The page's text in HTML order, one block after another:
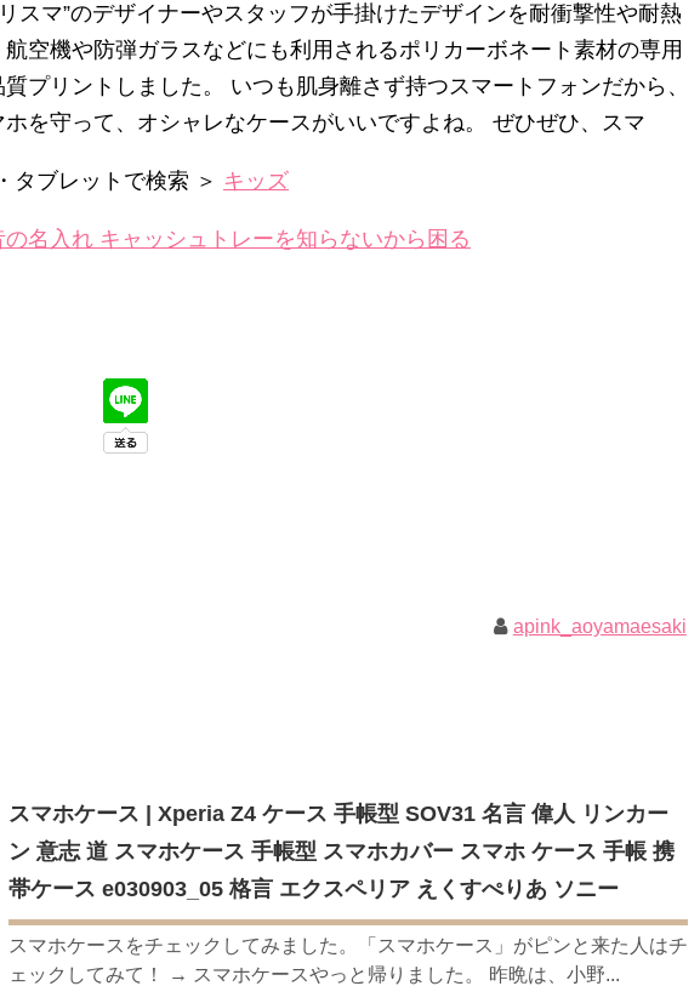
スマ”のデザイナーやスタッフが手掛けたデザインを耐衝撃性や耐熱
空機や防弾ガラスなどにも利用されるポリカーボネート素材の専用
プリントしました。 いつも肌身離さず持つスマートフォンだから、
ホを守って、オシャレなケースがいいですよね。 ぜひぜひ、スマ
タブレットで検索 ＞ キッズ
名入れ キャッシュトレーを知らないから困る
apink_aoyamaesaki
スマホケース | Xperia Z4 ケース 手帳型 SOV31 名言 偉人 リンカー
ン 意志 道 スマホケース 手帳型 スマホカバー スマホ ケース 手帳 携
帯ケース e030903_05 格言 エクスペリア えくすぺりあ ソニー
スマホケースをチェックしてみました。「スマホケース」がピンと来た人はチ
ェックしてみて！ → スマホケースやっと帰りました。 昨晩は、小野...